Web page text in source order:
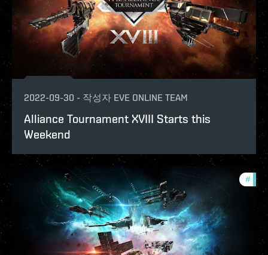
2022-09-30 - 작성자 EVE ONLINE TEAM
Alliance Tournament XVIII Starts this
Weekend
# in-